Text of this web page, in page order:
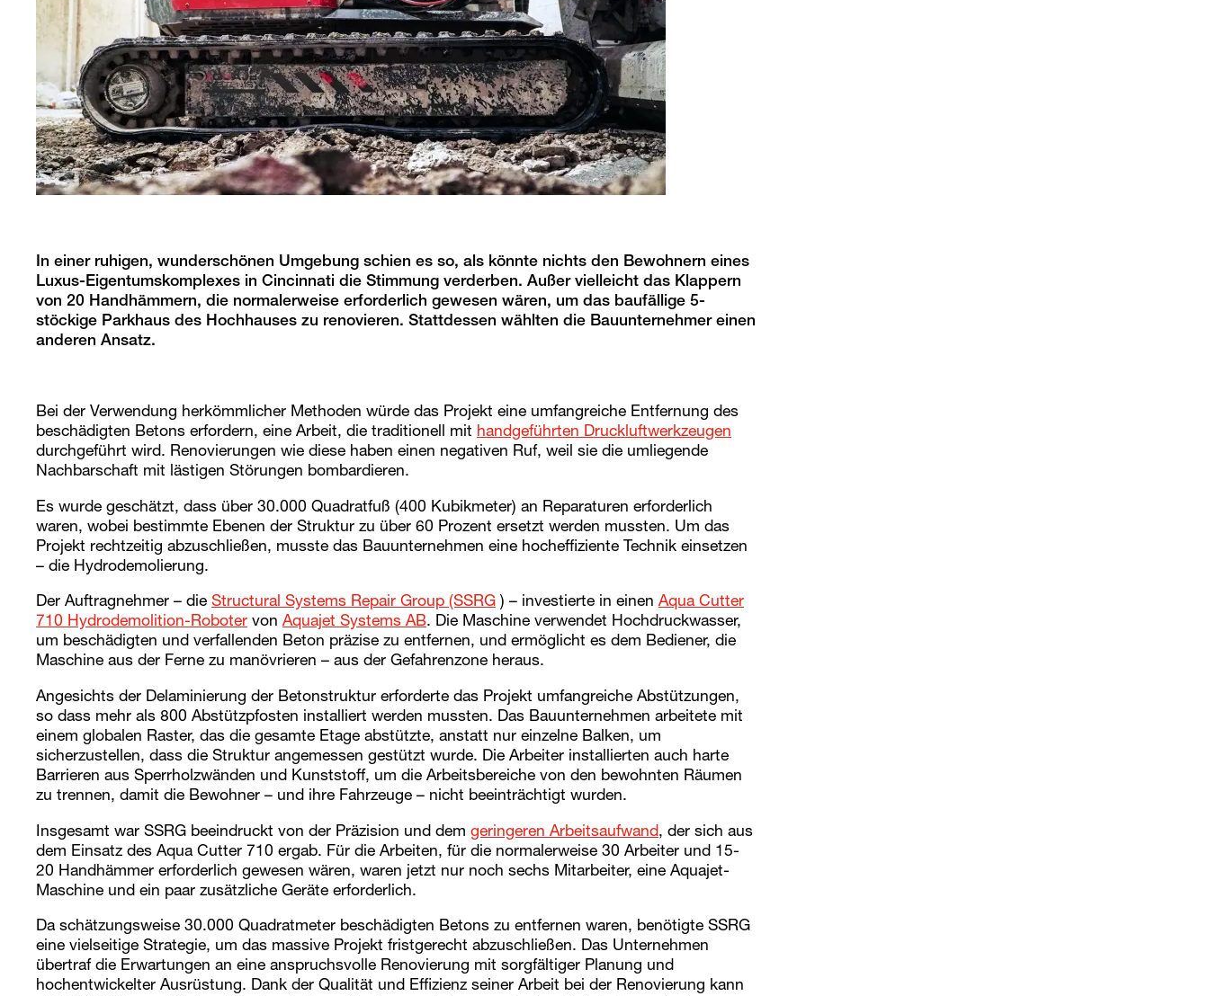
In einer ruhigen, wunderschönen Umgebung schien es so, als könnte nichts den Bewohnern eines
Luxus-Eigentumskomplexes in Cincinnati die Stimmung verderben. Außer vielleicht das Klappern
von 20 Handhämmern, die normalerweise erforderlich gewesen wären, um das baufällige 5-
stöckige Parkhaus des Hochhauses zu renovieren. Stattdessen wählten die Bauunternehmer einen
anderen Ansatz.
Bei der Verwendung herkömmlicher Methoden würde das Projekt eine umfangreiche Entfernung des
beschädigten Betons erfordern, eine Arbeit, die traditionell mit handgeführten Druckluftwerkzeugen
durchgeführt wird. Renovierungen wie diese haben einen negativen Ruf, weil sie die umliegende
Nachbarschaft mit lästigen Störungen bombardieren.
Es wurde geschätzt, dass über 30.000 Quadratfuß (400 Kubikmeter) an Reparaturen erforderlich
waren, wobei bestimmte Ebenen der Struktur zu über 60 Prozent ersetzt werden mussten. Um das
Projekt rechtzeitig abzuschließen, musste das Bauunternehmen eine hocheffiziente Technik einsetzen
– die Hydrodemolierung.
Der Auftragnehmer – die Structural Systems Repair Group (SSRG ) – investierte in einen Aqua Cutter
710 Hydrodemolition-Roboter von Aquajet Systems AB. Die Maschine verwendet Hochdruckwasser,
um beschädigten und verfallenden Beton präzise zu entfernen, und ermöglicht es dem Bediener, die
Maschine aus der Ferne zu manövrieren – aus der Gefahrenzone heraus.
Angesichts der Delaminierung der Betonstruktur erforderte das Projekt umfangreiche Abstützungen,
so dass mehr als 800 Abstützpfosten installiert werden mussten. Das Bauunternehmen arbeitete mit
einem globalen Raster, das die gesamte Etage abstützte, anstatt nur einzelne Balken, um
sicherzustellen, dass die Struktur angemessen gestützt wurde. Die Arbeiter installierten auch harte
Barrieren aus Sperrholzwänden und Kunststoff, um die Arbeitsbereiche von den bewohnten Räumen
zu trennen, damit die Bewohner – und ihre Fahrzeuge – nicht beeinträchtigt wurden.
Insgesamt war SSRG beeindruckt von der Präzision und dem geringeren Arbeitsaufwand, der sich aus
dem Einsatz des Aqua Cutter 710 ergab. Für die Arbeiten, für die normalerweise 30 Arbeiter und 15-
20 Handhämmer erforderlich gewesen wären, waren jetzt nur noch sechs Mitarbeiter, eine Aquajet-
Maschine und ein paar zusätzliche Geräte erforderlich.
Da schätzungsweise 30.000 Quadratmeter beschädigten Betons zu entfernen waren, benötigte SSRG
eine vielseitige Strategie, um das massive Projekt fristgerecht abzuschließen. Das Unternehmen
übertraf die Erwartungen an eine anspruchsvolle Renovierung mit sorgfältiger Planung und
hochentwickelter Ausrüstung. Dank der Qualität und Effizienz seiner Arbeit bei der Renovierung kann